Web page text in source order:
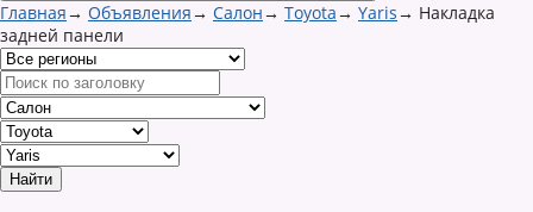
Главная→ Объявления→ Салон→ Toyota→ Yaris→ Накладка
задней панели